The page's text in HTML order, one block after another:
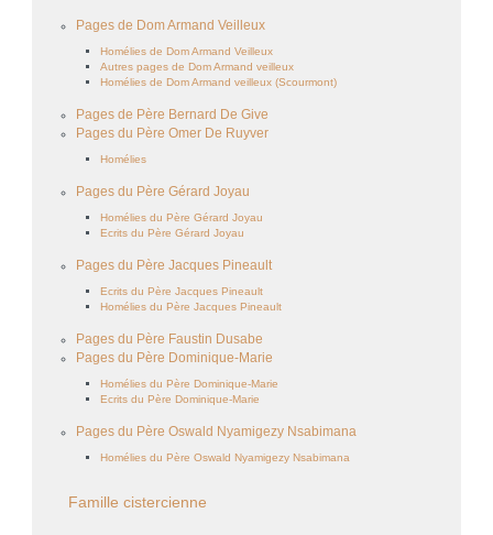
Pages de Dom Armand Veilleux
Homélies de Dom Armand Veilleux
Autres pages de Dom Armand veilleux
Homélies de Dom Armand veilleux (Scourmont)
Pages de Père Bernard De Give
Pages du Père Omer De Ruyver
Homélies
Pages du Père Gérard Joyau
Homélies du Père Gérard Joyau
Ecrits du Père Gérard Joyau
Pages du Père Jacques Pineault
Ecrits du Père Jacques Pineault
Homélies du Père Jacques Pineault
Pages du Père Faustin Dusabe
Pages du Père Dominique-Marie
Homélies du Père Dominique-Marie
Ecrits du Père Dominique-Marie
Pages du Père Oswald Nyamigezy Nsabimana
Homélies du Père Oswald Nyamigezy Nsabimana
Famille cistercienne